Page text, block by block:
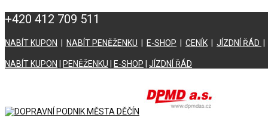
+420 412 709 511
NABÍT KUPON NABÍT PENĚŽENKU E-SHOP CENÍK JÍZDNÍ ŘÁD
NABÍT KUPON PENĚŽENKU E-SHOP JÍZDNÍ ŘÁD